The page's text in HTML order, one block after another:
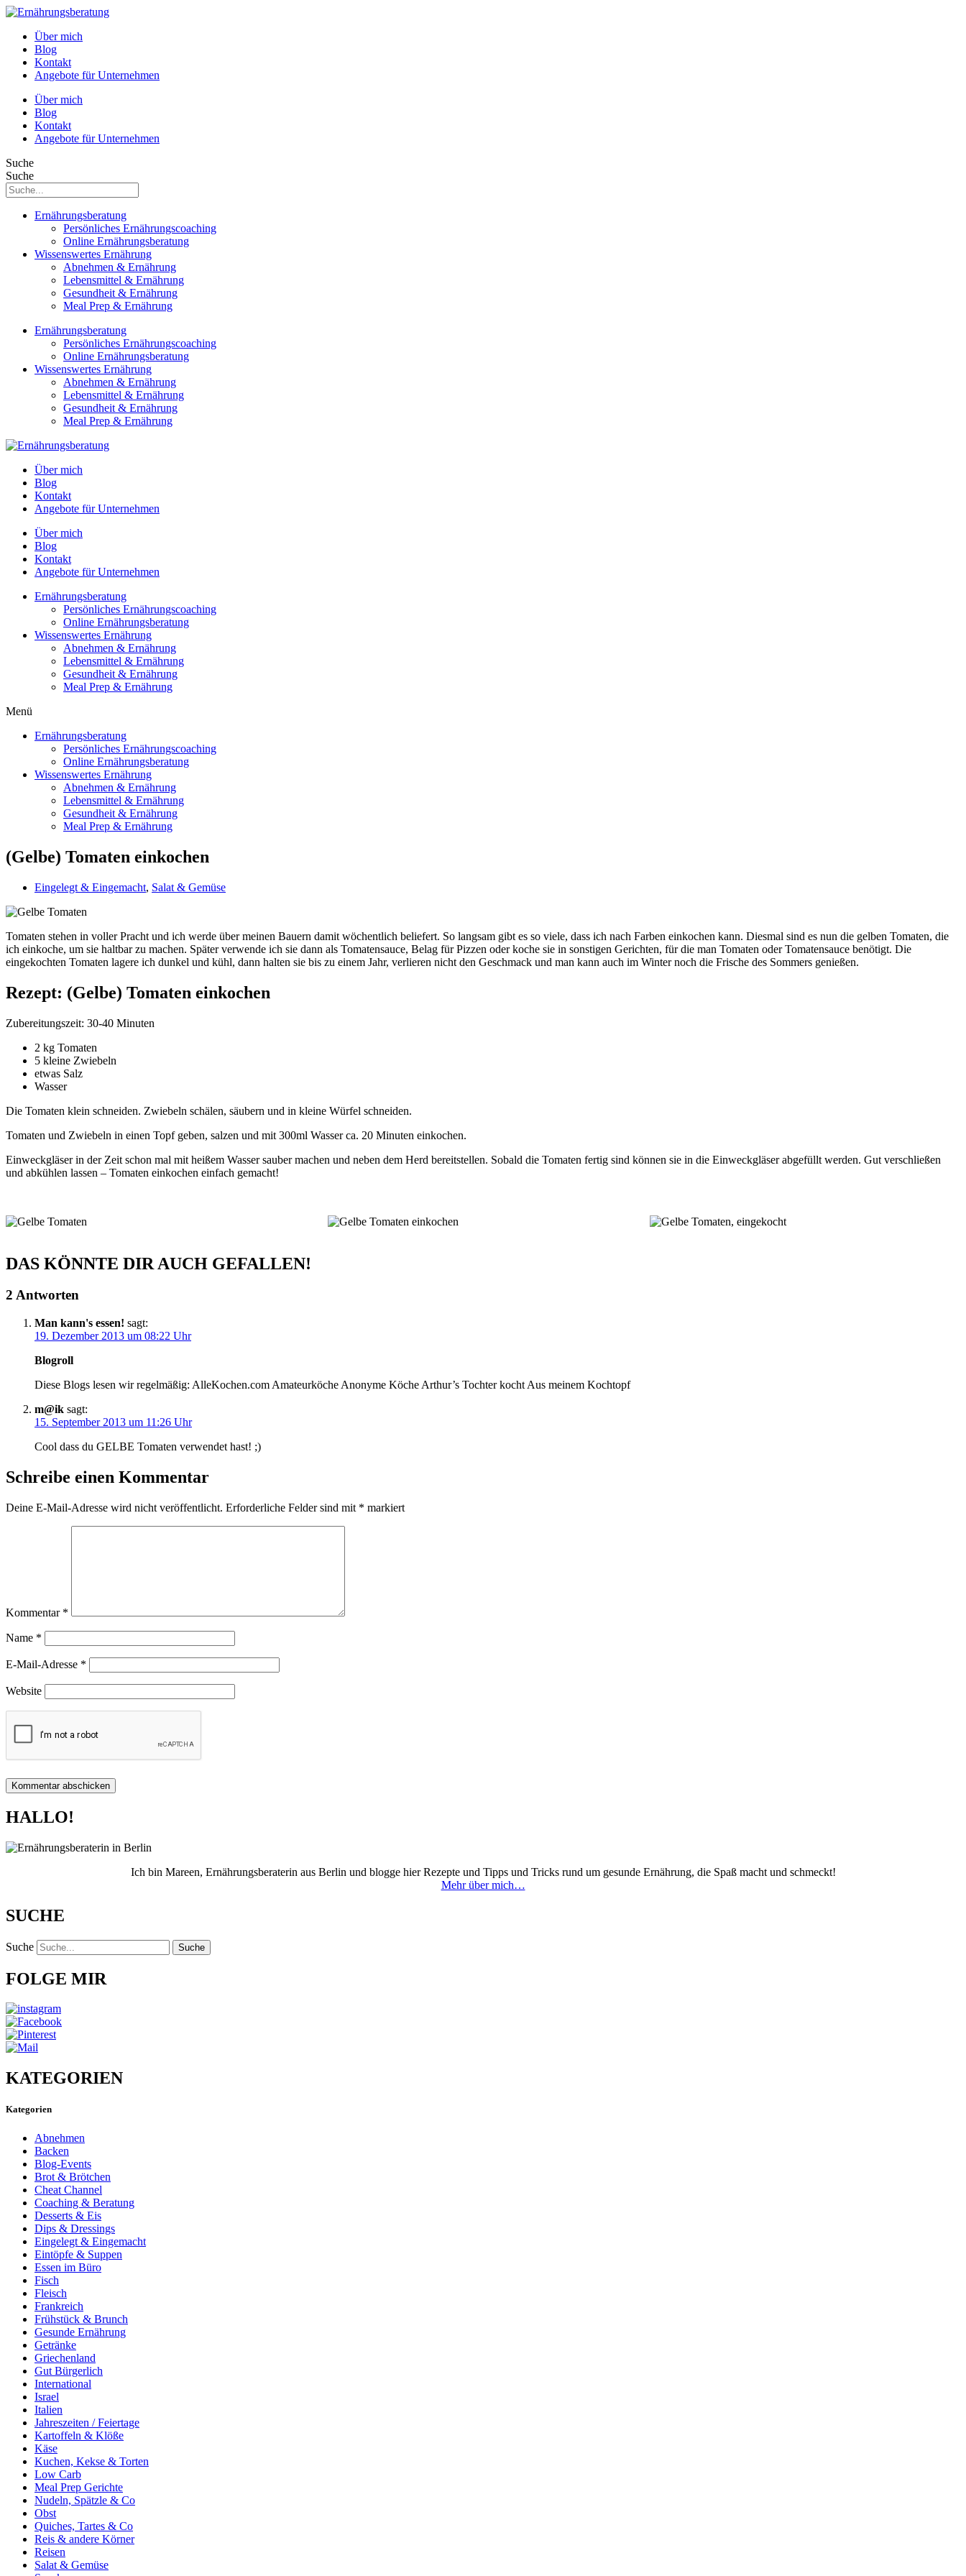
Über mich
Blog
Kontakt
Angebote für Unternehmen
Über mich
Blog
Kontakt
Angebote für Unternehmen
Suche
Suche
Ernährungsberatung
Persönliches Ernährungscoaching
Online Ernährungsberatung
Wissenswertes Ernährung
Abnehmen & Ernährung
Lebensmittel & Ernährung
Gesundheit & Ernährung
Meal Prep & Ernährung
Ernährungsberatung
Persönliches Ernährungscoaching
Online Ernährungsberatung
Wissenswertes Ernährung
Abnehmen & Ernährung
Lebensmittel & Ernährung
Gesundheit & Ernährung
Meal Prep & Ernährung
Über mich
Blog
Kontakt
Angebote für Unternehmen
Über mich
Blog
Kontakt
Angebote für Unternehmen
Ernährungsberatung
Persönliches Ernährungscoaching
Online Ernährungsberatung
Wissenswertes Ernährung
Abnehmen & Ernährung
Lebensmittel & Ernährung
Gesundheit & Ernährung
Meal Prep & Ernährung
Menü
Ernährungsberatung
Persönliches Ernährungscoaching
Online Ernährungsberatung
Wissenswertes Ernährung
Abnehmen & Ernährung
Lebensmittel & Ernährung
Gesundheit & Ernährung
Meal Prep & Ernährung
(Gelbe) Tomaten einkochen
Eingelegt & Eingemacht, Salat & Gemüse
Tomaten stehen in voller Pracht und ich werde über meinen Bauern damit wöchentlich beliefert. So langsam gibt es so viele, dass ich nach Farben einkochen kann. Diesmal sind es nun die gelben Tomaten, die
ich einkoche, um sie haltbar zu machen. Später verwende ich sie dann als Tomatensauce, Belag für Pizzen oder koche sie in sonstigen Gerichten, für die man Tomaten oder Tomatensauce benötigt. Die
eingekochten Tomaten lagere ich dunkel und kühl, dann halten sie bis zu einem Jahr, verlieren nicht den Geschmack und man kann auch im Winter noch die Frische des Sommers genießen.
Rezept: (Gelbe) Tomaten einkochen
Zubereitungszeit: 30-40 Minuten
2 kg Tomaten
5 kleine Zwiebeln
etwas Salz
Wasser
Die Tomaten klein schneiden. Zwiebeln schälen, säubern und in kleine Würfel schneiden.
Tomaten und Zwiebeln in einen Topf geben, salzen und mit 300ml Wasser ca. 20 Minuten einkochen.
Einweckgläser in der Zeit schon mal mit heißem Wasser sauber machen und neben dem Herd bereitstellen. Sobald die Tomaten fertig sind können sie in die Einweckgläser abgefüllt werden. Gut verschließen
und abkühlen lassen – Tomaten einkochen einfach gemacht!
DAS KÖNNTE DIR AUCH GEFALLEN!
2 Antworten
Man kann's essen! sagt:
19. Dezember 2013 um 08:22 Uhr
Blogroll
Diese Blogs lesen wir regelmäßig: AlleKochen.com Amateurköche Anonyme Köche Arthur’s Tochter kocht Aus meinem Kochtopf
m@ik sagt:
15. September 2013 um 11:26 Uhr
Cool dass du GELBE Tomaten verwendet hast! ;)
Schreibe einen Kommentar
Deine E-Mail-Adresse wird nicht veröffentlicht. Erforderliche Felder sind mit * markiert
Kommentar *
Name *
E-Mail-Adresse *
Website
HALLO!
Ich bin Mareen, Ernährungsberaterin aus Berlin und blogge hier Rezepte und Tipps und Tricks rund um gesunde Ernährung, die Spaß macht und schmeckt!
Mehr über mich…
SUCHE
Suche Suche
FOLGE MIR
KATEGORIEN
Kategorien
Abnehmen
Backen
Blog-Events
Brot & Brötchen
Cheat Channel
Coaching & Beratung
Desserts & Eis
Dips & Dressings
Eingelegt & Eingemacht
Eintöpfe & Suppen
Essen im Büro
Fisch
Fleisch
Frankreich
Frühstück & Brunch
Gesunde Ernährung
Getränke
Griechenland
Gut Bürgerlich
International
Israel
Italien
Jahreszeiten / Feiertage
Kartoffeln & Klöße
Käse
Kuchen, Kekse & Torten
Low Carb
Meal Prep Gerichte
Nudeln, Spätzle & Co
Obst
Quiches, Tartes & Co
Reis & andere Körner
Reisen
Salat & Gemüse